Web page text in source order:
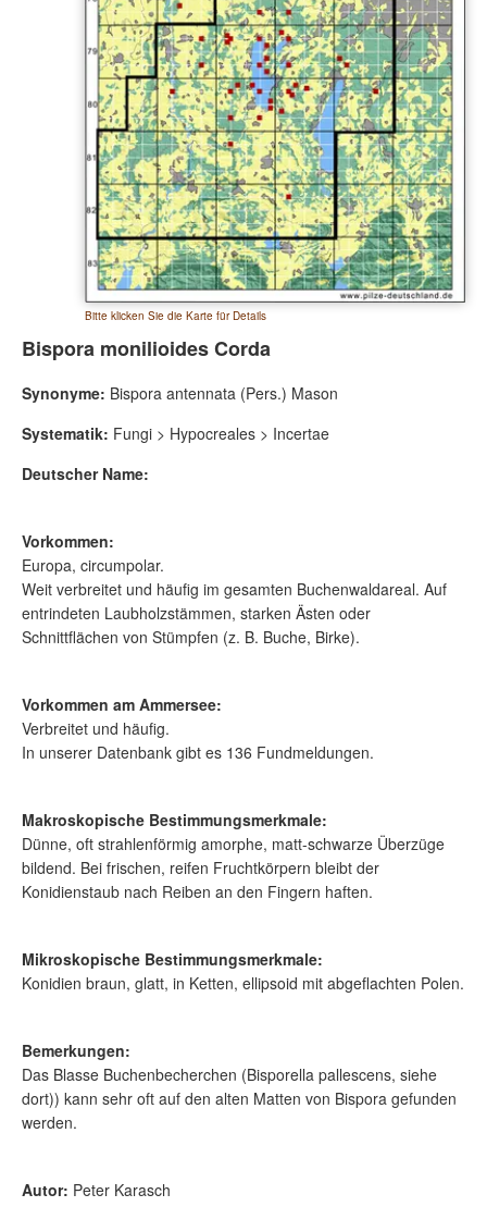
Bitte klicken Sie die Karte für Details
Bispora monilioides Corda
Synonyme: Bispora antennata (Pers.) Mason
Systematik: Fungi > Hypocreales > Incertae
Deutscher Name:
Vorkommen:
Europa, circumpolar.
Weit verbreitet und häufig im gesamten Buchenwaldareal. Auf
entrindeten Laubholzstämmen, starken Ästen oder
Schnittflächen von Stümpfen (z. B. Buche, Birke).
Vorkommen am Ammersee:
Verbreitet und häufig.
In unserer Datenbank gibt es 136 Fundmeldungen.
Makroskopische Bestimmungsmerkmale:
Dünne, oft strahlenförmig amorphe, matt-schwarze Überzüge
bildend. Bei frischen, reifen Fruchtkörpern bleibt der
Konidienstaub nach Reiben an den Fingern haften.
Mikroskopische Bestimmungsmerkmale:
Konidien braun, glatt, in Ketten, ellipsoid mit abgeflachten Polen.
Bemerkungen:
Das Blasse Buchenbecherchen (Bisporella pallescens, siehe
dort)) kann sehr oft auf den alten Matten von Bispora gefunden
werden.
Autor: Peter Karasch